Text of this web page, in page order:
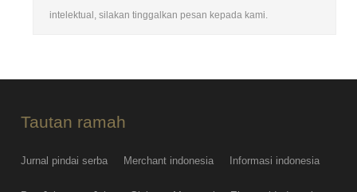
intelektual, silakan tinggalkan pesan kepada kami.
Tautan ramah
Jurnal pindai serba Merchant indonesia Informasi indonesia